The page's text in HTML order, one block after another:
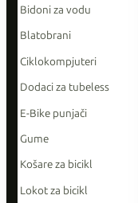
Bidoni za vodu
Blatobrani
Ciklokompjuteri
Dodaci za tubeless
E-Bike punjači
Gume
Košare za bicikl
Lokot za bicikl